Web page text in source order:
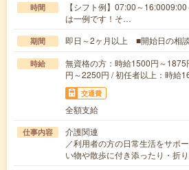
時間
【シフト例】07:00～
は一例です！そ…
期間 即日～2ヶ月以上 ■開始日の相談
時給
無資格の方：時給1500円～
円～2250円 / 初任者以上：時給
交通費
全額支給
仕事内容
介護関連
／利用者の方の日常生活をサ
い物や散歩に付き添ったり・折